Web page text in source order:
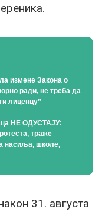
измене Закона о
ради, не треба да
лиценцу”
НЕ ОДУСТАЈУ:
траже
насиља, школе,
31. августа